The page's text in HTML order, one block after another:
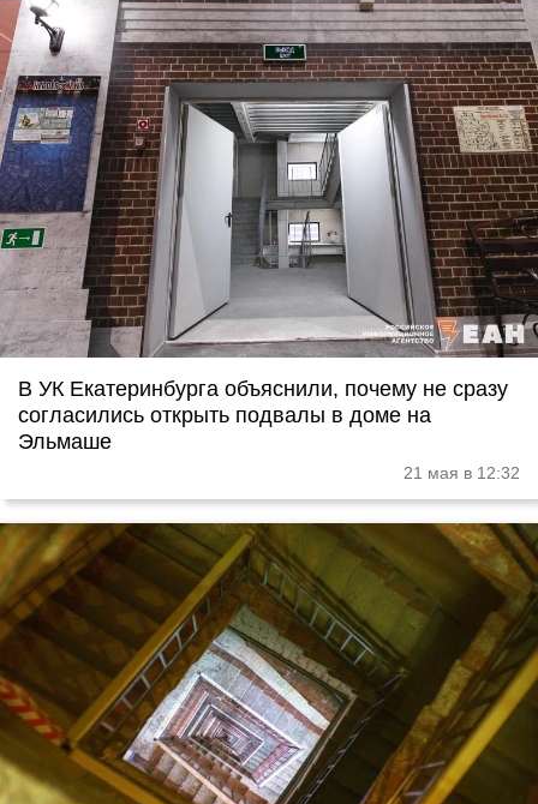
В УК Екатеринбурга объяснили, почему не сразу
согласились открыть подвалы в доме на
Эльмаше
21 мая в 12:32